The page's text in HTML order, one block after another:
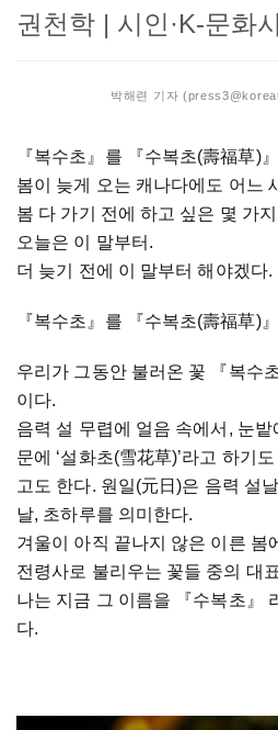
권천학 | 시인·K-문화
박해련 기자
『복수초』를 『수복초(壽福草)
봄이 늦게 오는 캐나다에도 어느
봄 다 가기 전에 하고 싶은 몇 가
오늘은 이 말부터.
더 늦기 전에 이 말부터 해야겠다.
『복수초』를 『수복초(壽福草)
우리가 그동안 불러온 꽃 『복수
이다.
음력 설 무렵에 얼음 속에서, 눈
문에 ‘설화초(雪花草)’라고 하기
고도 한다. 원일(元日)은 음력 설
날, 초하루를 의미한다.
겨울이 아직 끝나지 않은 이른 봄
전령사로 불리우는 꽃들 중의 대
나는 지금 그 이름을 『수복초』
다.